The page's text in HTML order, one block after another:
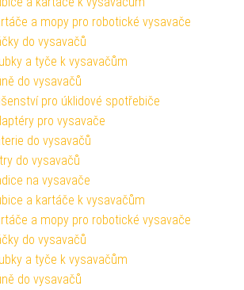
a mopy pro robotické vysavače
do vysavačů
a tyče k vysavačům
do vysavačů
pro úklidové spotřebiče
pro vysavače
do vysavačů
do vysavačů
na vysavače
a kartáče k vysavačům
a mopy pro robotické vysavače
do vysavačů
a tyče k vysavačům
do vysavačů